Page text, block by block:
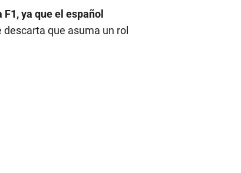
ya que el español
que asuma un rol